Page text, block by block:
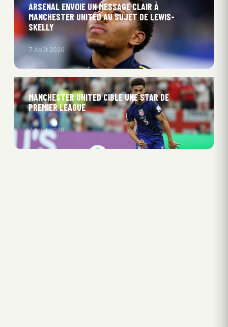
ARSENAL ENVOIE UN MESSAGE CLAIR À
MANCHESTER UNITED AU SUJET DE LEWIS-
SKELLY
7 Août 2026
MANCHESTER UNITED CIBLE UNE STAR DE
PREMIER LEAGUE
7 Août 2026